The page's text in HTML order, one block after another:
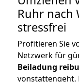
Ruhr nach
stressfrei
Profitieren Sie
Netzwerk für
Beiladung
vonstattengeht.